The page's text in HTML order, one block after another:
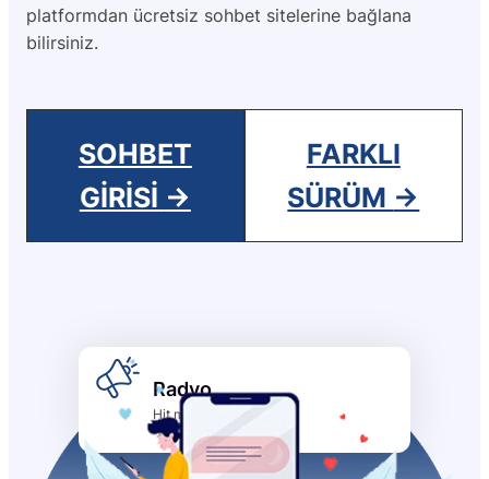
platformdan ücretsiz sohbet sitelerine bağlana
bilirsiniz.
SOHBET
GIRISI →
FARKLI
SÜRÜM →
radyo
Radyo
Hit müzik